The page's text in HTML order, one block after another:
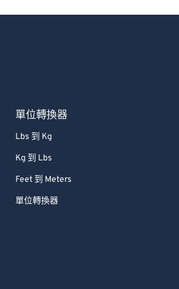
單位轉換器
Lbs 到 Kg
Kg 到 Lbs
Feet 到 Meters
單位轉換器